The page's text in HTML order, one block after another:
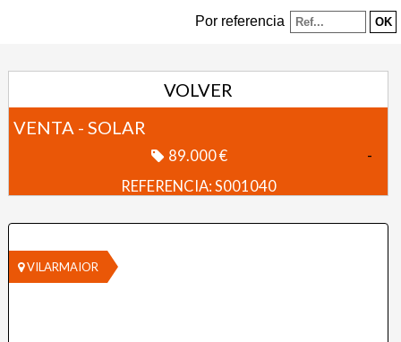
Por referencia
VOLVER
VENTA - SOLAR
89.000 €
-
REFERENCIA: S001040
VILARMAIOR